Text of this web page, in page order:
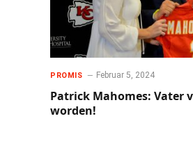
PROMIS Februar 5, 2024
Patrick Mahomes: Vater
worden!